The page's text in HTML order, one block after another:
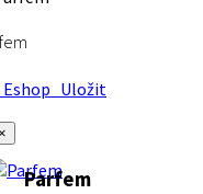
Uložit
Parfem